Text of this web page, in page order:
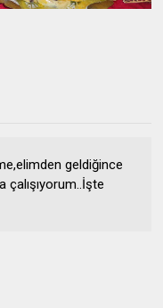
geldiğince
çalışıyorum..İşte